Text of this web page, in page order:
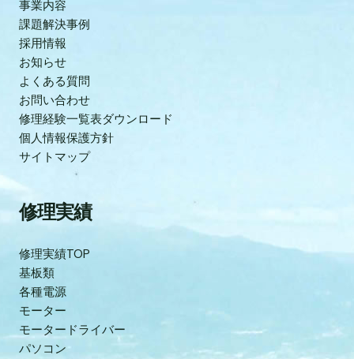
事業内容
課題解決事例
採用情報
お知らせ
よくある質問
お問い合わせ
修理経験一覧表ダウンロード
個人情報保護方針
サイトマップ
修理実績
修理実績TOP
基板類
各種電源
モーター
モータードライバー
パソコン